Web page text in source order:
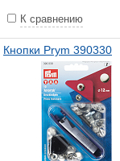
К сравнению
Кнопки Prym 390330